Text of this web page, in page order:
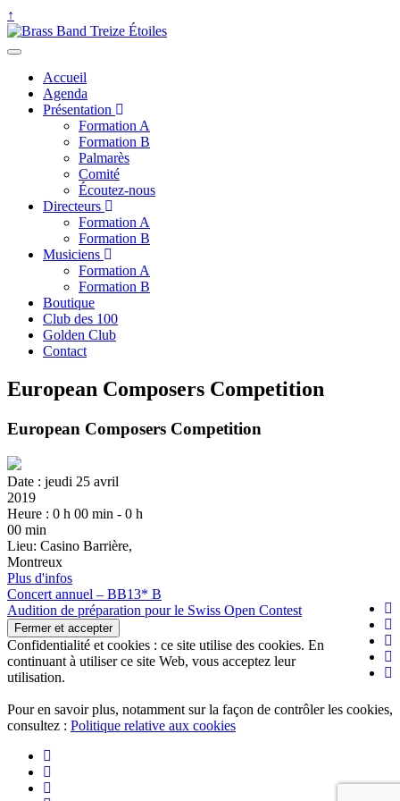
↑
Accueil
Agenda
Présentation
Formation A
Formation B
Palmarès
Comité
Écoutez-nous
Directeurs
Formation A
Formation B
Musiciens
Formation A
Formation B
Boutique
Club des 100
Golden Club
Contact
European Composers Competition
European Composers Competition
Date : jeudi 25 avril
2019
Heure : 0 h 00 min - 0 h
00 min
Lieu: Casino Barrière,
Montreux
Plus d'infos
Navigation
de
l’article
Concert annuel – BB13* B
Audition de préparation pour le Swiss Open Contest
Confidentialité et cookies : ce site utilise des cookies. En
continuant à utiliser ce site Web, vous acceptez leur
utilisation.
Pour en savoir plus, notamment sur la façon de contrôler les cookies,
consultez : Politique relative aux cookies